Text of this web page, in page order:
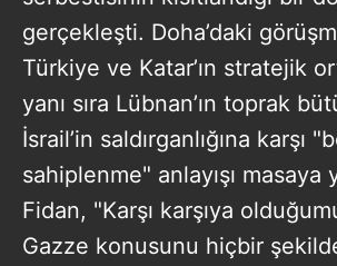
gerçekleşti. Doha’daki
Türkiye ve Katar’ın stratejik
yanı sıra Lübnan’ın toprak
İsrail’in saldırganlığına karşı
sahiplenme" anlayışı masaya
Fidan, "Karşı karşıya
Gazze konusunu hiçbir